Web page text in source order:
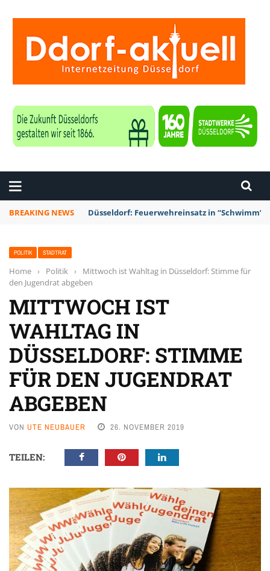
BREAKING NEWS Düsseldorf: Feuerwehreinsatz in “Schwimm’
POLITIK STADTRAT
Home › Politik ›
Mittwoch ist Wahltag in Düsseldorf: Stimme für
den Jugendrat abgeben
MITTWOCH IST
WAHLTAG IN
DÜSSELDORF: STIMME
FÜR DEN JUGENDRAT
ABGEBEN
VON UTE NEUBAUER 26. NOVEMBER 2019
TEILEN: